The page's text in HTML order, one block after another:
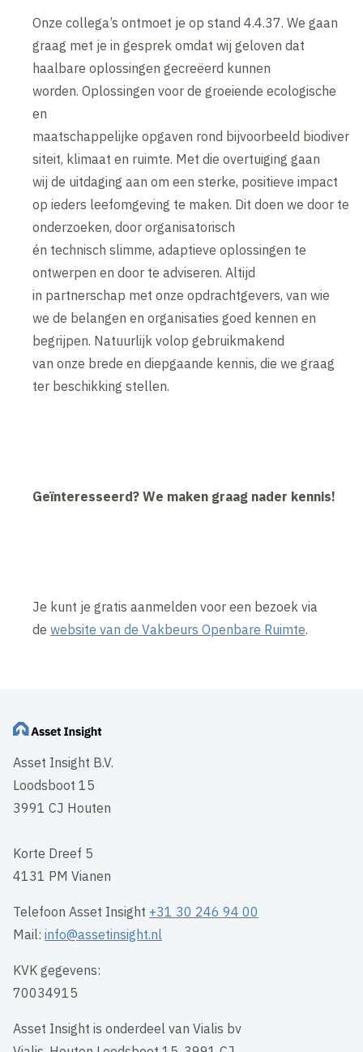
Onze collega’s ontmoet je op stand 4.4.37. We gaan
graag met je in gesprek omdat wij geloven dat
haalbare oplossingen gecreëerd kunnen
worden. Oplossingen voor de groeiende ecologische
en
maatschappelijke opgaven rond bijvoorbeeld biodiver
siteit, klimaat en ruimte. Met die overtuiging gaan
wij de uitdaging aan om een sterke, positieve impact
op ieders leefomgeving te maken. Dit doen we door te
onderzoeken, door organisatorisch
én technisch slimme, adaptieve oplossingen te
ontwerpen en door te adviseren. Altijd
in partnerschap met onze opdrachtgevers, van wie
we de belangen en organisaties goed kennen en
begrijpen. Natuurlijk volop gebruikmakend
van onze brede en diepgaande kennis, die we graag
ter beschikking stellen.
Geïnteresseerd? We maken graag nader kennis!
Je kunt je gratis aanmelden voor een bezoek via
dewebsite van de Vakbeurs Openbare Ruimte.
Asset Insight B.V.
Loodsboot 15
3991 CJ Houten
Korte Dreef 5
4131 PM Vianen
Telefoon Asset Insight +31 30 246 94 00
Mail:info@assetinsight.nl
KVK gegevens:
70034915
Asset Insight is onderdeel van Vialis bv